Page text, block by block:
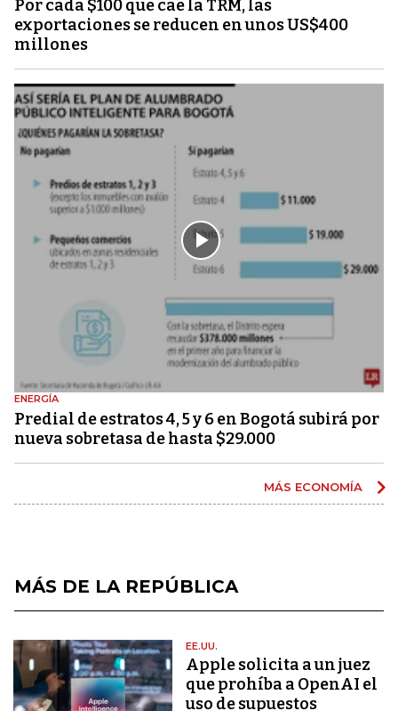
Por cada $100 que cae la TRM, las
exportaciones se reducen en unos US$400
millones
ENERGÍA
Predial de estratos 4, 5 y 6 en Bogotá subirá por
nueva sobretasa de hasta $29.000
MÁS ECONOMÍA
MÁS DE LA REPÚBLICA
EE.UU.
Apple solicita a un juez
que prohíba a OpenAI el
uso de supuestos